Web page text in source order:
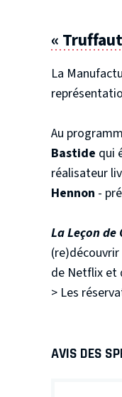
«
La
Au
Bastide qui
réalisateur
Hennon -
La Leçon de
(re)découvrir
de Netflix et
> Les
AVIS DES